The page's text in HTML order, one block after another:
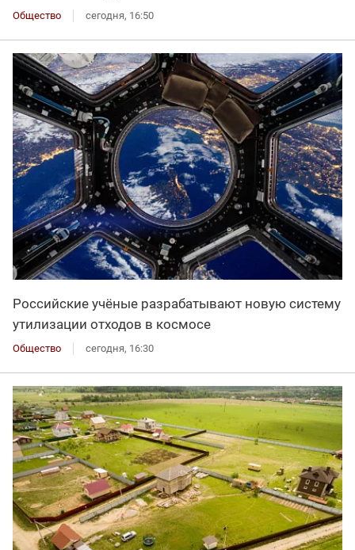
Общество сегодня, 16:50
Российские учёные разрабатывают новую систему
утилизации отходов в космосе
Общество сегодня, 16:30